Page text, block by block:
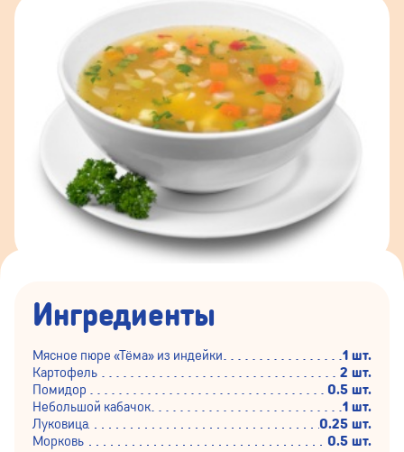
Ингредиенты
Мясное пюре «Тёма» из индейки
1 шт.
Картофель
2 шт.
Помидор
0.5 шт.
Небольшой кабачок
1 шт.
Луковица
0.25 шт.
Морковь
0.5 шт.